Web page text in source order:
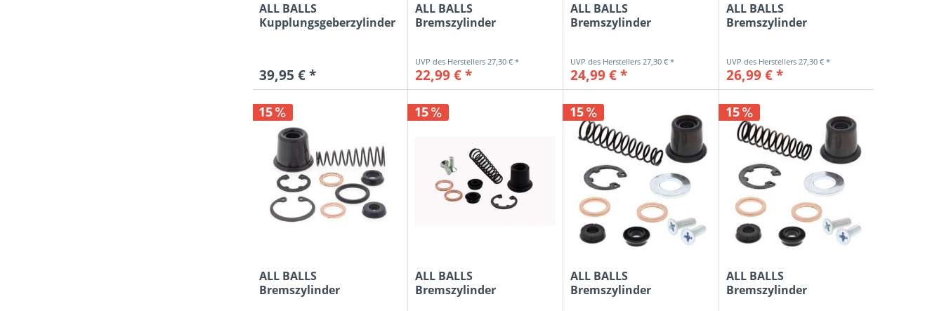
ALL BALLS
Kupplungsgeberzylinder
39,95 € *
ALL BALLS
Bremszylinder
27,30 € *
22,99 € *
ALL BALLS
Bremszylinder
27,30 € *
24,99 € *
ALL BALLS
Bremszylinder
27,30 € *
26,99 € *
15
ALL BALLS
Bremszylinder
15
ALL BALLS
Bremszylinder
15
ALL BALLS
Bremszylinder
15
ALL BALLS
Bremszylinder